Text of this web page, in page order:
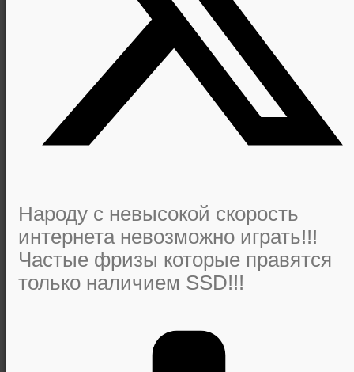
Народу с невысокой скорость
интернета невозможно играть!!!
Частые фризы которые правятся
только наличием SSD!!!